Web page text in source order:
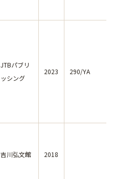
JTBパブリ
ッシング
2023 290/YA
吉川弘文館 2018